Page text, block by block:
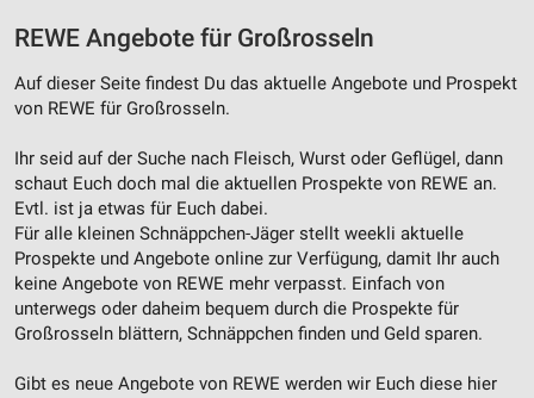
REWE Angebote für Großrosseln
Auf dieser Seite findest Du das aktuelle Angebote und Prospekt
von REWE für Großrosseln.
Ihr seid auf der Suche nach Fleisch, Wurst oder Geflügel, dann
schaut Euch doch mal die aktuellen Prospekte von REWE an.
Evtl. ist ja etwas für Euch dabei.
Für alle kleinen Schnäppchen-Jäger stellt weekli aktuelle
Prospekte und Angebote online zur Verfügung, damit Ihr auch
keine Angebote von REWE mehr verpasst. Einfach von
unterwegs oder daheim bequem durch die Prospekte für
Großrosseln blättern, Schnäppchen finden und Geld sparen.
Gibt es neue Angebote von REWE werden wir Euch diese hier